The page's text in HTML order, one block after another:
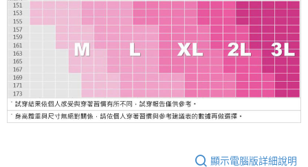
顯示電腦版詳細說明